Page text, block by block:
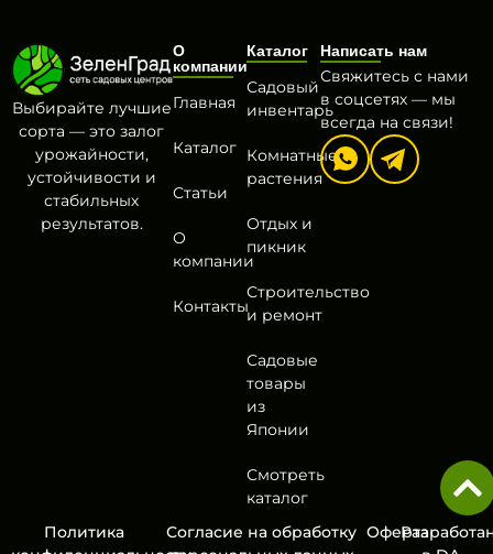
Выбирайте лучшие
сорта — это залог
урожайности,
устойчивости и
стабильных
результатов.
О
компании
Главная
Каталог
Статьи
О
компании
Контакты
Каталог
Садовый
инвентарь
Комнатные
растения
Отдых и
пикник
Строительство
и ремонт
Садовые
товары
из
Японии
Смотреть
каталог
Написать нам
Свяжитесь с нами
в соцсетях — мы
всегда на связи!
Политика
Согласие на обработку Оферта